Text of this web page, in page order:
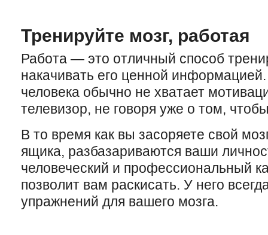
Тренируйте мозг, работая
Работа — это отличный способ
накачивать его ценной
человека обычно не хватает
телевизор, не говоря уже о том,
В то время как вы засоряете свой
ящика, разбазариваются ваши
человеческий и профессиональный
позволит вам раскисать. У него
упражнений для вашего мозга.